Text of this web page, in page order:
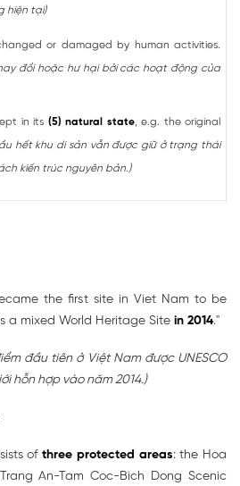
hiện tại)
or damaged by human activities.
đổi hoặc hư hại bởi các hoạt động của
in its (5) natural state, e.g. the original
hết khu di sản vẫn được giữ ở trạng thái
kiến trúc nguyên bản.)
the first site in Viet Nam to be
a mixed World Heritage Site in 2014."
đầu tiên ở Việt Nam được UNESCO
hỗn hợp vào năm 2014.)
ofthree protected areas: the Hoa
An-Tam Coc-Bich Dong Scenic